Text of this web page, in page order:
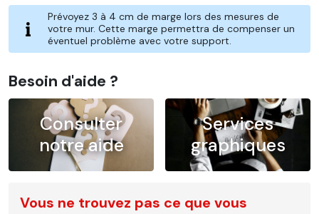
Prévoyez 3 à 4 cm de marge lors des mesures de
votre mur. Cette marge permettra de compenser un
éventuel problème avec votre support.
Besoin d'aide ?
Consulter
notre aide
Services
graphiques
Vous ne trouvez pas ce que vous